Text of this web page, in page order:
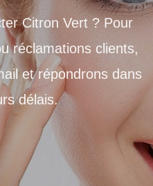
Citron Vert ? Pour
réclamations clients,
et répondrons dans
délais.